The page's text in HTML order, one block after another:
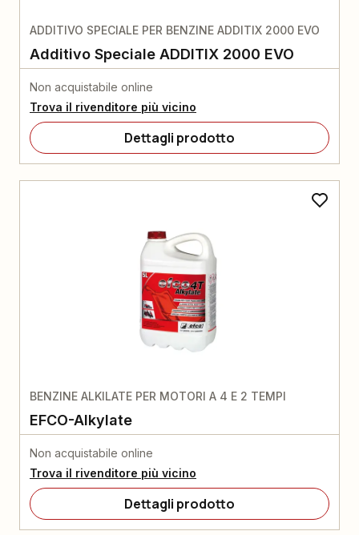
ADDITIVO SPECIALE PER BENZINE ADDITIX 2000 EVO
Additivo Speciale ADDITIX 2000 EVO
Non acquistabile online
Trova il rivenditore più vicino
Dettagli prodotto
BENZINE ALKILATE PER MOTORI A 4 E 2 TEMPI
EFCO-Alkylate
Non acquistabile online
Trova il rivenditore più vicino
Dettagli prodotto